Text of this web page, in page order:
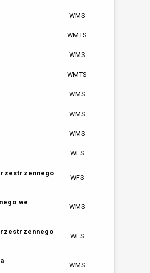
WMS
WMTS
WMS
WMTS
WMS
WMS
WMS
WFS
WFS
we
WMS
WFS
WMS